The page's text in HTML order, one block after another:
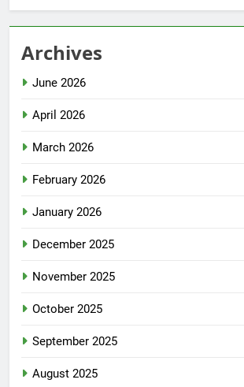
Archives
June 2026
April 2026
March 2026
February 2026
January 2026
December 2025
November 2025
October 2025
September 2025
August 2025